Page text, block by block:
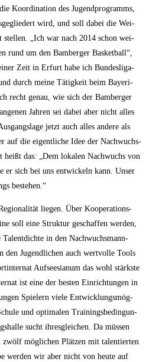
Koor­di­na­ti­on des Jugend­pro­gramms,
wird, und soll dabei die Wei­
„Ich war nach 2014 schon wei­
rund um den Bam­ber­ger Bas­ket­ball“,
Zeit in Erfurt habe ich Bun­des­li­ga­
durch mei­ne Tätig­keit beim Baye­ri­
recht genau, wie sich der Bam­ber­ger
Jah­ren sei dabei aber nicht alles
jetzt auch alles ande­re als
auf die eigent­li­che Idee der Nach­wuchs­
das: „Dem loka­len Nach­wuchs von
er sich bei uns ent­wi­ckeln kann. Unser
bestehen.“
lie­gen. Über Koope­ra­ti­ons­
soll eine Struk­tur geschaf­fen wer­den,
in den Nach­wuchs­mann­
den Jugend­li­chen auch wert­vol­le Tools
Auf­see­sia­num das wohl stärks­te
ist eine der bes­ten Ein­rich­tun­gen in
Spie­lern vie­le Ent­wick­lungs­mög­
und opti­ma­len Trai­nings­be­din­gun­
sucht ihres­glei­chen. Da müs­sen
mög­li­chen Plät­zen mit talen­tier­ten
wer­den wir aber nicht von heu­te auf